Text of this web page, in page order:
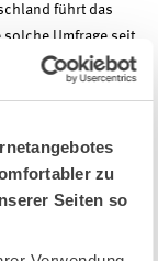
zu
Seiten so
führt das
solche Umfrage seit
für das
Polen,
der Beurteilung
mittelfristigen